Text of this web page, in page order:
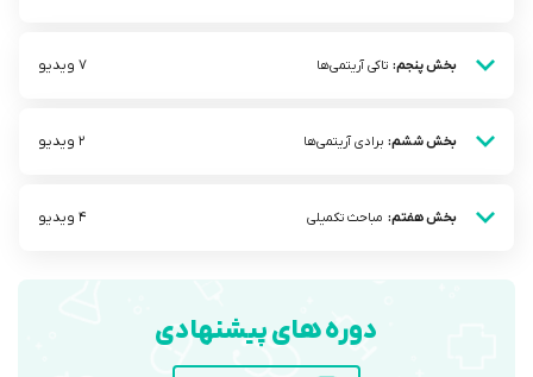
بخش پنجم: تاکی آریتمی‌ها 7 ویدیو
بخش ششم: برادی آریتمی‌ها 2 ویدیو
بخش هفتم: مباحث تکمیلی 4 ویدیو
دوره های پیشنهادی